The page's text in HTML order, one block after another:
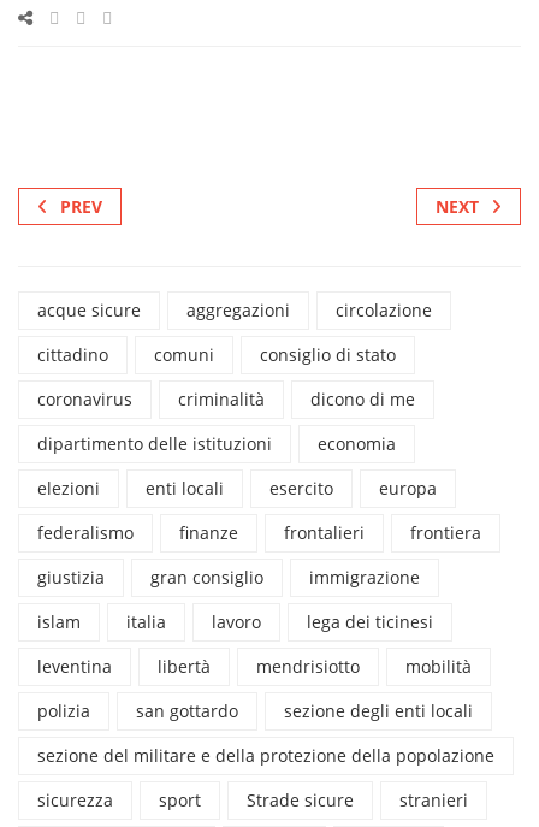
PREV NEXT
acque sicure aggregazioni
circolazione
cittadino
comuni
consiglio di stato
coronavirus
criminalità
dicono di me
dipartimento delle istituzioni
economia
elezioni
enti locali esercito
europa
federalismo
finanze frontalieri
frontiera
giustizia
gran consiglio
immigrazione
islam
italia lavoro
lega dei ticinesi
leventina
libertà mendrisiotto
mobilità
polizia
san gottardo
sezione degli enti locali
sezione del militare e della protezione della popolazione
sicurezza
sport Strade sicure
stranieri